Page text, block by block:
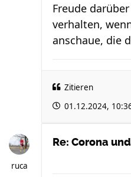
Freude
verhalten,
anschaue, die
Zitieren
01.12.2024,
ruca
Re: Corona